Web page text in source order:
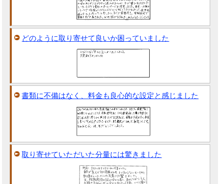
どのように取り寄せて良いか困っていました
書類に不備はなく、料金も良心的な設定と感じました
取り寄せていただいた分量には驚きました